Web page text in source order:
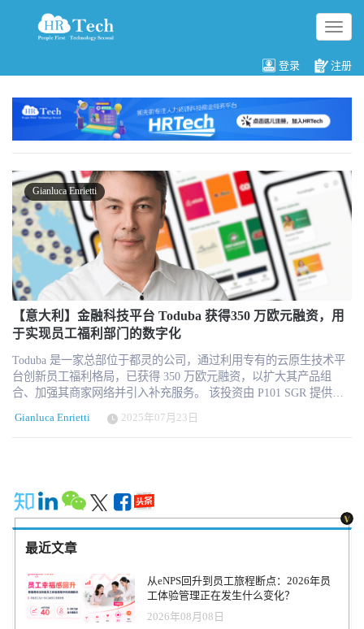
切
换
航
登录 注册
Gianluca Enrietti
【意大利】金融科技平台 Toduba 获得350 万欧元融资，用
于实现员工福利部门的数字化
Toduba 是一家总部位于都灵的公司，通过利用专有的云原生技术平
台创新员工福利格局，已获得 350 万欧元融资，以扩大其产品组
合、加强其商家网络并引入补充服务。 该投资由 P101 SGR 提供，
通过 Programma 103 和 Azimut Eltif Venture Capital P103 完成了他们
的第 13 次投资。P101 加入了之前支持 Toduba 愿景的投资者的行
列，包括通过其 Fondo Rilancio Startup 的 CDP Venture Capital
持证实，托杜巴的开放和可扩展模式是应对快速发展的福利格局的
正确答案——这种模式越来越透明、灵活且扎根于当地。凭借我们
的专有技术，我们构建了一个真正以人为本的福利平台。现在，随
着新的注资，我们已准备好将我们独特的模式带到欧洲。 Toduba 由
Gianluca Enrietti 和 Bruno Cavigioli 于 2017 年创立，旨在简化企业福
利的获取并使其民主化，Toduba 的运营始于 2020 年，在 COVID-19
大流行期间将意大利市政当局发放的团结券数字化。 Todoba 为公司
提供了一个用于端到端员工福利管理的全数字化平台。Toduba 平台
的核心是基于私有区块链技术的专有交易引擎，旨在确保安全性、
Gianluca Enrietti 2025年07月23日
最近文章
从eNPS回升到员工旅程断点：2026年员
工体验管理正在发生什么变化？
2026年08月08日